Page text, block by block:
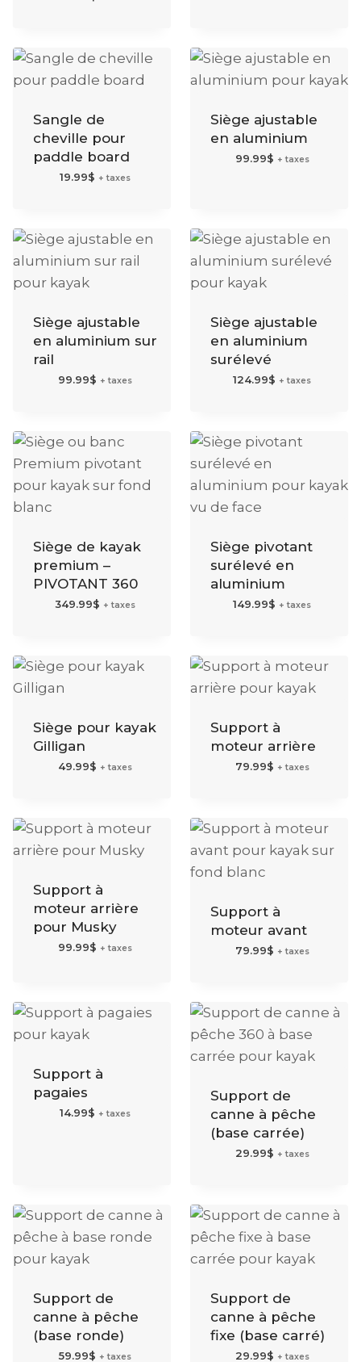
Sangle de
cheville pour
paddle board
19.99$ + taxes
Siège ajustable
en aluminium
99.99$ + taxes
Siège ajustable
en aluminium sur
rail
99.99$ + taxes
Siège ajustable
en aluminium
surélevé
124.99$ + taxes
Siège de kayak
premium –
PIVOTANT 360
349.99$ + taxes
Siège pivotant
surélevé en
aluminium
149.99$ + taxes
Siège pour kayak
Gilligan
49.99$ + taxes
Support à
moteur arrière
79.99$ + taxes
Support à
moteur arrière
pour Musky
99.99$ + taxes
Support à
moteur avant
79.99$ + taxes
Support à
pagaies
14.99$ + taxes
Support de
canne à pêche
(base carrée)
29.99$ + taxes
Support de
canne à pêche
(base ronde)
59.99$ + taxes
Support de
canne à pêche
fixe (base carré)
29.99$ + taxes